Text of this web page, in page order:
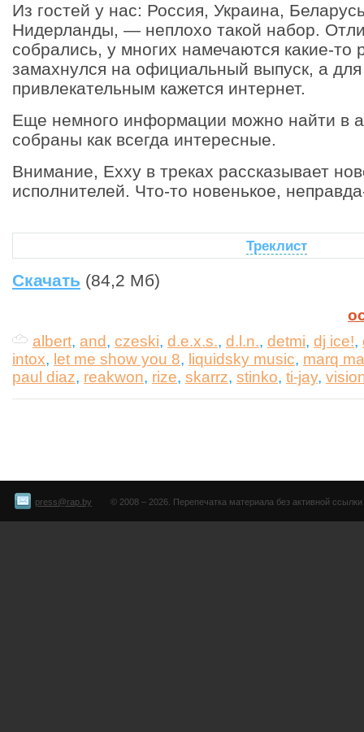
Из гостей у нас: Россия, Украина,
Нидерланды, — неплохо такой набор.
собрались, у многих намечаются какие-то
замахнулся на официальный выпуск, а для
привлекательным кажется интернет.
Еще немного информации можно найти в
собраны как всегда интересные.
Внимание, Exxy в треках рассказывает
исполнителей. Что-то новенькое,
Треклист
Скачать (84,2 Мб)
albert, and, czeski, d.e.x.s., d.l.n., detmi, dj ice!,
intox, let me show you 8, liquidsky music, marq
paul diaz, reakwon, rize, skarrz, stinko, ti-jay,
press@rap.by © 2008 – 2026. Перепечатка материала без активной